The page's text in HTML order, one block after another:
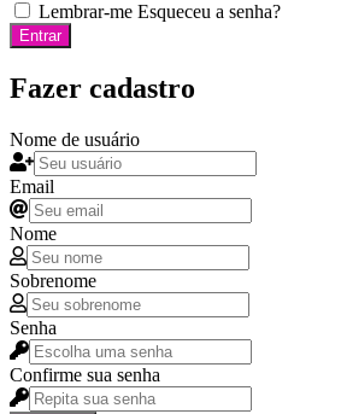
Lembrar-me Esqueceu a senha?
Entrar
Fazer cadastro
Nome de usuário
Email
Nome
Sobrenome
Senha
Confirme sua senha